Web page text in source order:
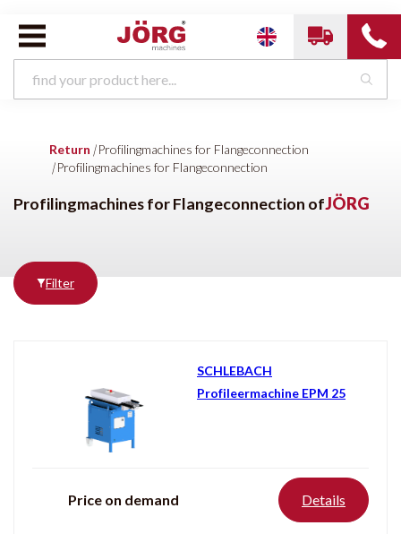
Profilingmachines for Flangeconnection
Brands
Producten tonen
Return | Profilingmachines for Flangeconnection
| Profilingmachines for Flangeconnection
Profilingmachines for Flangeconnection ofJÖRG
Filter
SCHLEBACH
Profileermachine EPM 25
Price on demand Details